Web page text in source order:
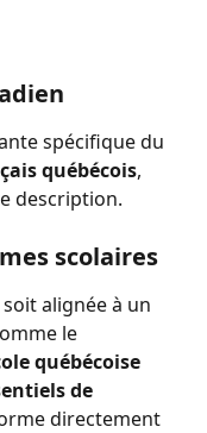
spécifique du
québécois,
description.
scolaires
alignée à un
le
québécoise
de
directement